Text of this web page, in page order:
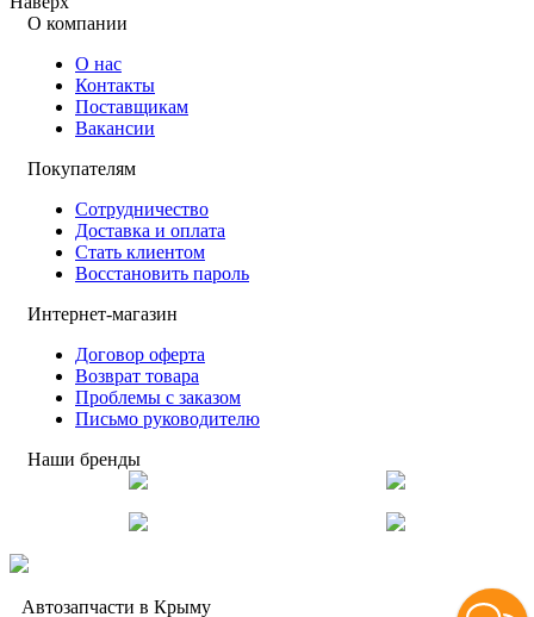
О компании
О нас
Контакты
Поставщикам
Вакансии
Покупателям
Сотрудничество
Доставка и оплата
Стать клиентом
Восстановить пароль
Интернет-магазин
Договор оферта
Возврат товара
Проблемы с заказом
Письмо руководителю
Наши бренды
Автозапчасти в Крыму